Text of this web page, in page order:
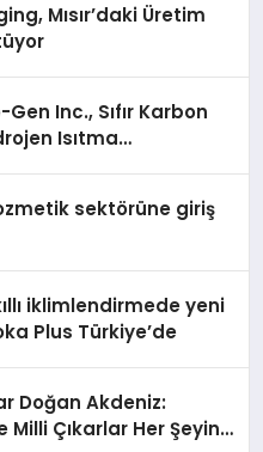
Mısır’daki Üretim
Inc., Sıfır Karbon
Isıtma
sektörüne giriş
iklimlendirmede yeni
Plus Türkiye’de
Doğan Akdeniz:
Milli Çıkarlar Her Şeyin